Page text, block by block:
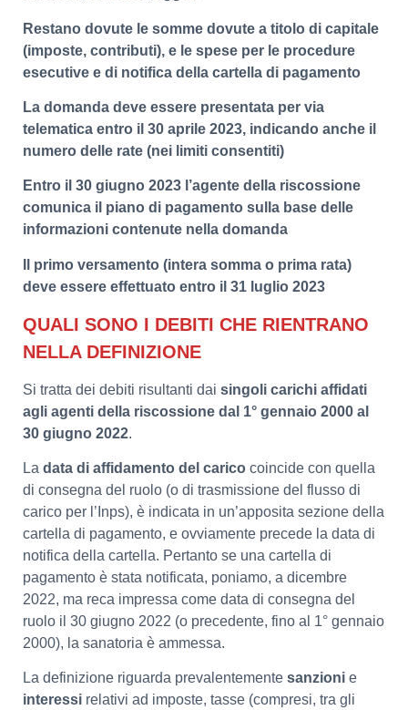
Restano dovute le somme dovute a titolo di capitale
(imposte, contributi), e le spese per le procedure
esecutive e di notifica della cartella di pagamento
La domanda deve essere presentata per via
telematica entro il 30 aprile 2023, indicando anche il
numero delle rate (nei limiti consentiti)
Entro il 30 giugno 2023 l’agente della riscossione
comunica il piano di pagamento sulla base delle
informazioni contenute nella domanda
Il primo versamento (intera somma o prima rata)
deve essere effettuato entro il 31 luglio 2023
QUALI SONO I DEBITI CHE RIENTRANO
NELLA DEFINIZIONE
Si tratta dei debiti risultanti dai singoli carichi affidati
agli agenti della riscossione dal 1° gennaio 2000 al
30 giugno 2022.
La data di affidamento del carico coincide con quella
di consegna del ruolo (o di trasmissione del flusso di
carico per l’Inps), è indicata in un’apposita sezione della
cartella di pagamento, e ovviamente precede la data di
notifica della cartella. Pertanto se una cartella di
pagamento è stata notificata, poniamo, a dicembre
2022, ma reca impressa come data di consegna del
ruolo il 30 giugno 2022 (o precedente, fino al 1° gennaio
2000), la sanatoria è ammessa.
La definizione riguarda prevalentemente sanzioni e
interessi relativi ad imposte, tasse (compresi, tra gli